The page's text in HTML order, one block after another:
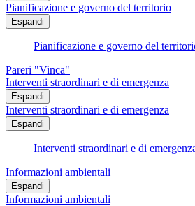
Pianificazione e governo del territorio
Espandi
Pianificazione e governo del
Pareri "Vinca"
Interventi straordinari e di emergenza
Espandi
Interventi straordinari e di emergenza
Espandi
Interventi straordinari e di
Informazioni ambientali
Espandi
Informazioni ambientali